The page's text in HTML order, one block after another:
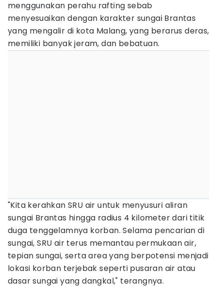
menggunakan perahu rafting sebab
menyesuaikan dengan karakter sungai Brantas
yang mengalir di kota Malang, yang berarus deras,
memiliki banyak jeram, dan bebatuan.
"Kita kerahkan SRU air untuk menyusuri aliran
sungai Brantas hingga radius 4 kilometer dari titik
duga tenggelamnya korban. Selama pencarian di
sungai, SRU air terus memantau permukaan air,
tepian sungai, serta area yang berpotensi menjadi
lokasi korban terjebak seperti pusaran air atau
dasar sungai yang dangkal," terangnya.